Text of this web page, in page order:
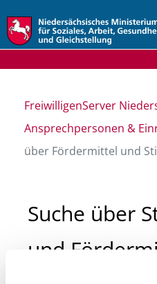
FreiwilligenServer
Ansprechpersonen &
über Fördermittel und
Suche über
und